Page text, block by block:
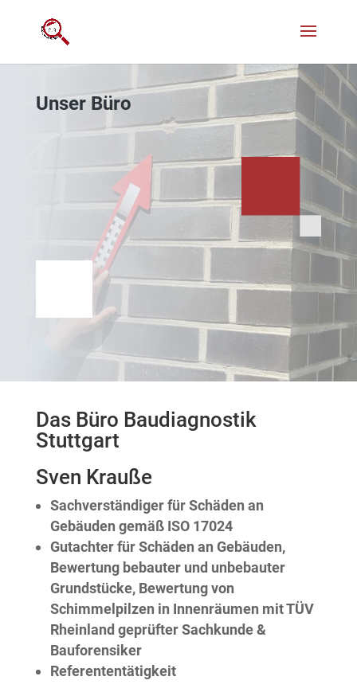
Unser Büro
Das Büro Baudiagnostik
Stuttgart
Sven Krauße
Sachverständiger für Schäden an
Gebäuden gemäß ISO 17024
Gutachter für Schäden an Gebäuden,
Bewertung bebauter und unbebauter
Grundstücke, Bewertung von
Schimmelpilzen in Innenräumen mit TÜV
Rheinland geprüfter Sachkunde &
Bauforensiker
Referententätigkeit